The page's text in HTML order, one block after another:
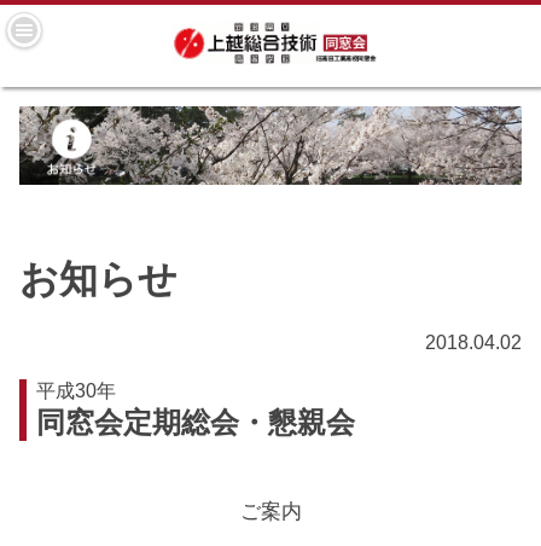
お知らせ
2018.04.02
平成30年
同窓会定期総会・懇親会
ご案内